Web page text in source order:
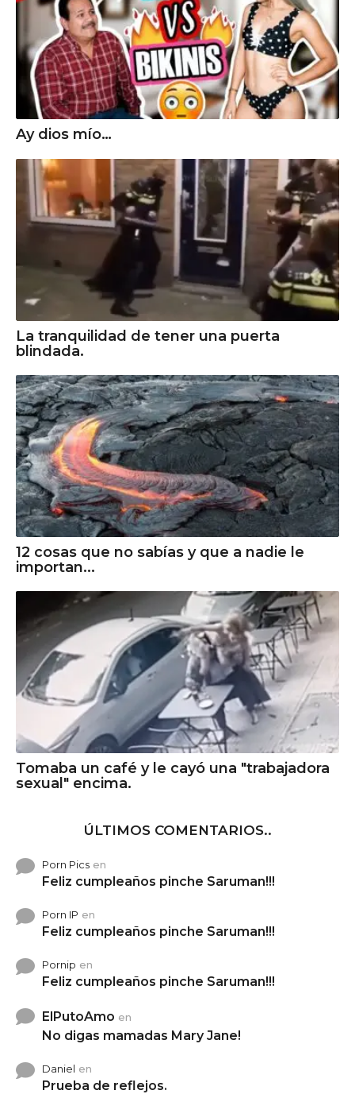
Ay dios mío…
La tranquilidad de tener una puerta
blindada.
12 cosas que no sabías y que a nadie le
importan...
Tomaba un café y le cayó una "trabajadora
sexual" encima.
ÚLTIMOS COMENTARIOS..
Porn Pics en
Feliz cumpleaños pinche Saruman!!!
Porn IP en
Feliz cumpleaños pinche Saruman!!!
Pornip en
Feliz cumpleaños pinche Saruman!!!
ElPutoAmo en
No digas mamadas Mary Jane!
Daniel en
Prueba de reflejos.